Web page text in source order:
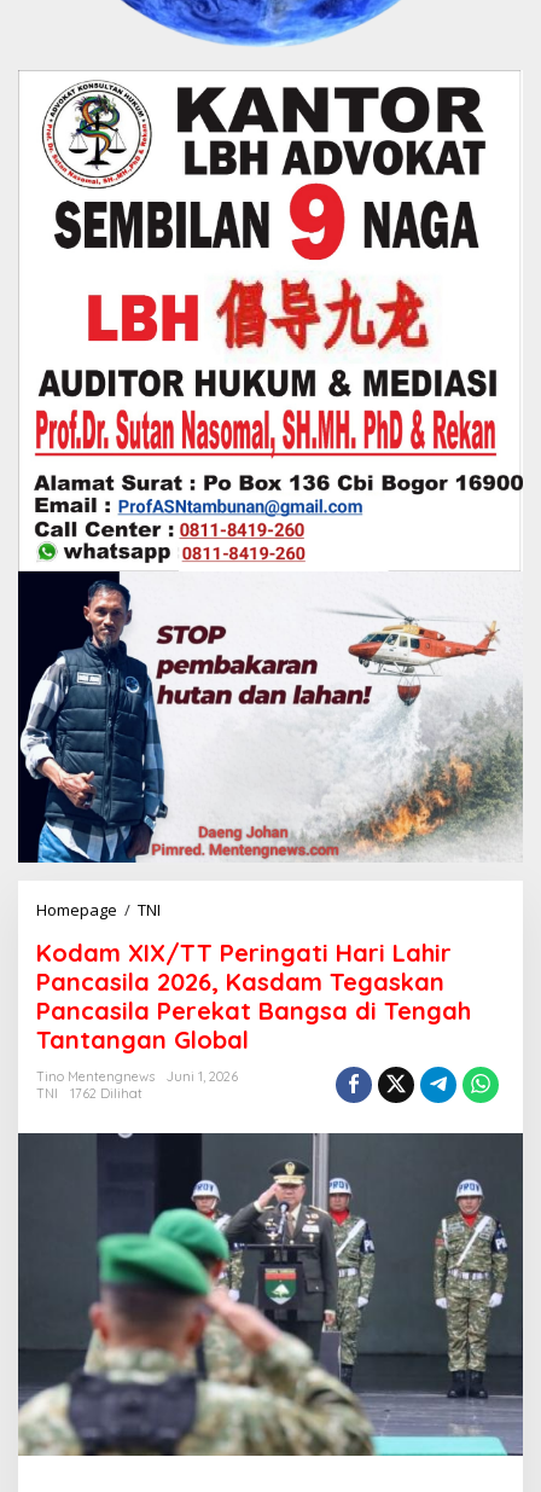
Homepage / TNI
d
a
m
X
I
i
n
g
a
i
H
a
r
L
a
Kodam XIX/TT Peringati Hari Lahir
Pancasila 2026, Kasdam Tegaskan
Pancasila Perekat Bangsa di Tengah
Tantangan Global
Tino Mentengnews
Juni 1, 2026
TNI
1762 Dilihat